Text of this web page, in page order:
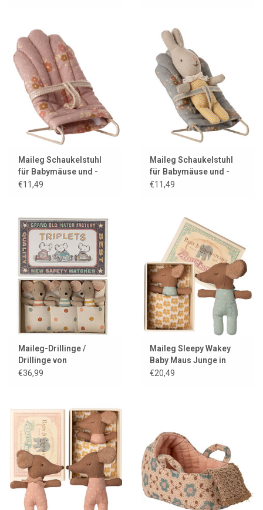
Maileg Schaukelstuhl
für Babymäuse und -
kaninchen / my / rosa
€11,49
Maileg Schaukelstuhl
für Babymäuse und -
kaninchen / mein / blau
€11,49
Maileg-Drillinge /
Drillinge von
Babymäusen in einer
€36,99
Maileg Sleepy Wakey
Baby Maus Junge in
Streichholzschachtel
€20,49